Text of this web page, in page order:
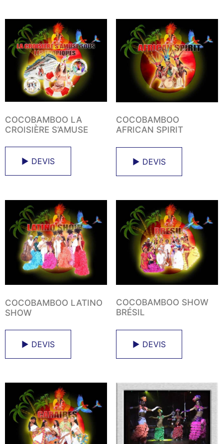
COCOBAMBOO LA
CROISIÈRE S’AMUSE
► DEVIS
COCOBAMBOO
AFRICAN SPIRIT
► DEVIS
COCOBAMBOO LATINO
SHOW
► DEVIS
COCOBAMBOO SHOW
BRÉSIL
► DEVIS